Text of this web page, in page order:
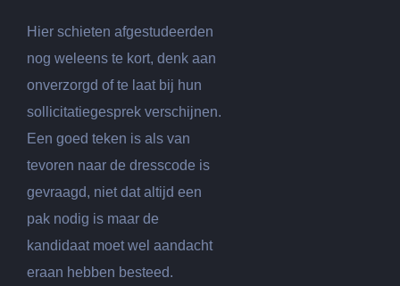
Hier schieten afgestudeerden
nog weleens te kort, denk aan
onverzorgd of te laat bij hun
sollicitatiegesprek verschijnen.
Een goed teken is als van
tevoren naar de dresscode is
gevraagd, niet dat altijd een
pak nodig is maar de
kandidaat moet wel aandacht
eraan hebben besteed.